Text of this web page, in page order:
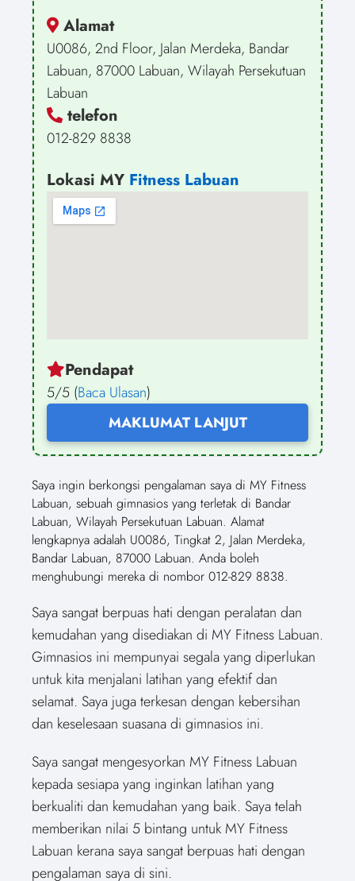
Alamat
U0086, 2nd Floor, Jalan Merdeka, Bandar
Labuan, 87000 Labuan, Wilayah Persekutuan
Labuan
telefon
012-829 8838
Lokasi MY Fitness Labuan
Pendapat
5/5 (Baca Ulasan)
MAKLUMAT LANJUT
Saya ingin berkongsi pengalaman saya di MY Fitness
Labuan, sebuah gimnasios yang terletak di Bandar
Labuan, Wilayah Persekutuan Labuan. Alamat
lengkapnya adalah U0086, Tingkat 2, Jalan Merdeka,
Bandar Labuan, 87000 Labuan. Anda boleh
menghubungi mereka di nombor 012-829 8838.
Saya sangat berpuas hati dengan peralatan dan
kemudahan yang disediakan di MY Fitness Labuan.
Gimnasios ini mempunyai segala yang diperlukan
untuk kita menjalani latihan yang efektif dan
selamat. Saya juga terkesan dengan kebersihan
dan keselesaan suasana di gimnasios ini.
Saya sangat mengesyorkan MY Fitness Labuan
kepada sesiapa yang inginkan latihan yang
berkualiti dan kemudahan yang baik. Saya telah
memberikan nilai 5 bintang untuk MY Fitness
Labuan kerana saya sangat berpuas hati dengan
pengalaman saya di sini.